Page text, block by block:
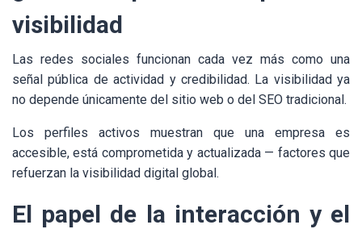
visibilidad
Las redes sociales funcionan cada vez más como una
señal pública de actividad y credibilidad. La visibilidad ya
no depende únicamente del sitio web o del SEO tradicional.
Los perfiles activos muestran que una empresa es
accesible, está comprometida y actualizada — factores que
refuerzan la visibilidad digital global.
El papel de la interacción y el